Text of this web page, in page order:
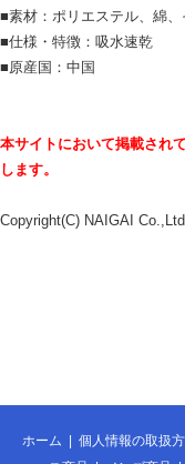
■素材：ポリエステル、綿、
■仕様・特徴：吸水速乾
■原産国：中国
本サイトにおいて掲載され
します。
Copyright(C) NAIGAI
ホーム 個人情報の取扱